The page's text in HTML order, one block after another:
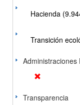
Hacienda
Transición
Administraciones
Transparencia